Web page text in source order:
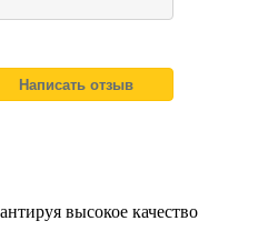
высокое качество